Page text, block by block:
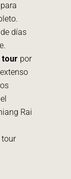
días
tour por
Rai
tour